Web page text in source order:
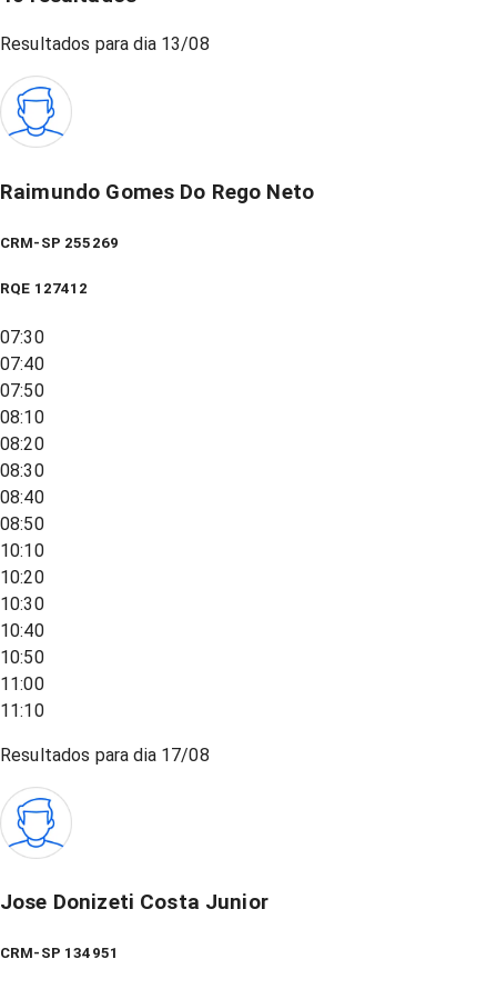
Resultados para dia 13/08
Raimundo Gomes Do Rego Neto
CRM-SP 255269
RQE 127412
07:30
07:40
07:50
08:10
08:20
08:30
08:40
08:50
10:10
10:20
10:30
10:40
10:50
11:00
11:10
Resultados para dia 17/08
Jose Donizeti Costa Junior
CRM-SP 134951